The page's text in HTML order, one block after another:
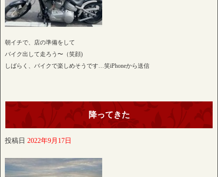
朝イチで、店の準備をして
バイク出して走ろう〜（笑顔)
しばらく、バイクで楽しめそうです…笑iPhoneから送信
降ってきた
投稿日 2022年9月17日